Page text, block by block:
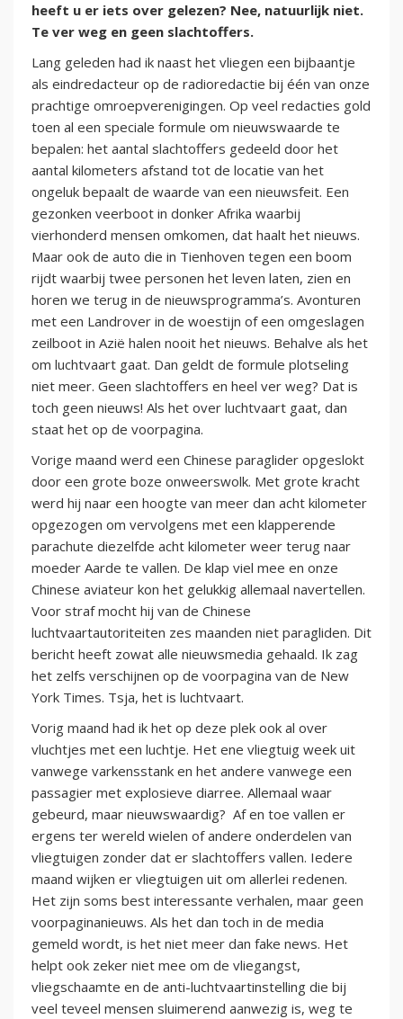
heeft u er iets over gelezen? Nee, natuurlijk niet.
Te ver weg en geen slachtoffers.
Lang geleden had ik naast het vliegen een bijbaantje
als eindredacteur op de radioredactie bij één van onze
prachtige omroepverenigingen. Op veel redacties gold
toen al een speciale formule om nieuwswaarde te
bepalen: het aantal slachtoffers gedeeld door het
aantal kilometers afstand tot de locatie van het
ongeluk bepaalt de waarde van een nieuwsfeit. Een
gezonken veerboot in donker Afrika waarbij
vierhonderd mensen omkomen, dat haalt het nieuws.
Maar ook de auto die in Tienhoven tegen een boom
rijdt waarbij twee personen het leven laten, zien en
horen we terug in de nieuwsprogramma’s. Avonturen
met een Landrover in de woestijn of een omgeslagen
zeilboot in Azië halen nooit het nieuws. Behalve als het
om luchtvaart gaat. Dan geldt de formule plotseling
niet meer. Geen slachtoffers en heel ver weg? Dat is
toch geen nieuws! Als het over luchtvaart gaat, dan
staat het op de voorpagina.
Vorige maand werd een Chinese paraglider opgeslokt
door een grote boze onweerswolk. Met grote kracht
werd hij naar een hoogte van meer dan acht kilometer
opgezogen om vervolgens met een klapperende
parachute diezelfde acht kilometer weer terug naar
moeder Aarde te vallen. De klap viel mee en onze
Chinese aviateur kon het gelukkig allemaal navertellen.
Voor straf mocht hij van de Chinese
luchtvaartautoriteiten zes maanden niet paragliden. Dit
bericht heeft zowat alle nieuwsmedia gehaald. Ik zag
het zelfs verschijnen op de voorpagina van de New
York Times. Tsja, het is luchtvaart.
Vorig maand had ik het op deze plek ook al over
vluchtjes met een luchtje. Het ene vliegtuig week uit
vanwege varkensstank en het andere vanwege een
passagier met explosieve diarree. Allemaal waar
gebeurd, maar nieuwswaardig? Af en toe vallen er
ergens ter wereld wielen of andere onderdelen van
vliegtuigen zonder dat er slachtoffers vallen. Iedere
maand wijken er vliegtuigen uit om allerlei redenen.
Het zijn soms best interessante verhalen, maar geen
voorpaginanieuws. Als het dan toch in de media
gemeld wordt, is het niet meer dan fake news. Het
helpt ook zeker niet mee om de vliegangst,
vliegschaamte en de anti-luchtvaartinstelling die bij
veel teveel mensen sluimerend aanwezig is, weg te